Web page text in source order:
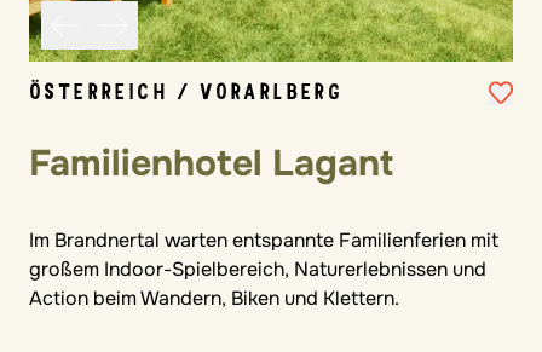
ÖSTERREICH / VORARLBERG
Familienhotel Lagant
Im Brandnertal warten entspannte Familienferien mit
großem Indoor-Spielbereich, Naturerlebnissen und
Action beim Wandern, Biken und Klettern.